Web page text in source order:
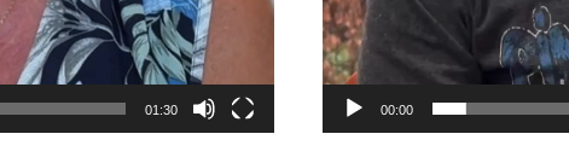
01:30 00:00